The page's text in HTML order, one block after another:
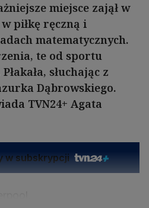
miejsce zajął w
piłkę ręczną i
matematycznych.
te od sportu
słuchając z
Dąbrowskiego.
TVN24+ Agata
w subskrypcji